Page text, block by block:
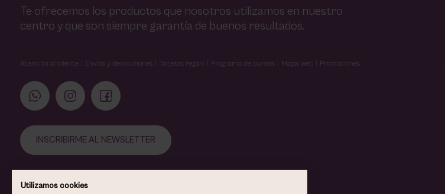
Te ofrecemos los productos que nosotros utilizamos en nuestro
centro y que son siempre garantía de buenos resultados.
Atención al cliente Envíos y devoluciones Tarjetas regalo Programa de puntos Mapa web Promociones
INSCRIBIRME AL NEWSLETTER
Utilizamos cookies